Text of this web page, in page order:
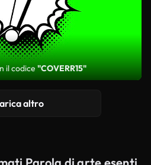
il codice"COVERR15"
altro